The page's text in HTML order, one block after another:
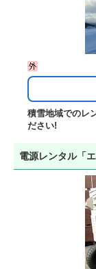
積雪地域でのレ
ださい!
電源レンタル「エ